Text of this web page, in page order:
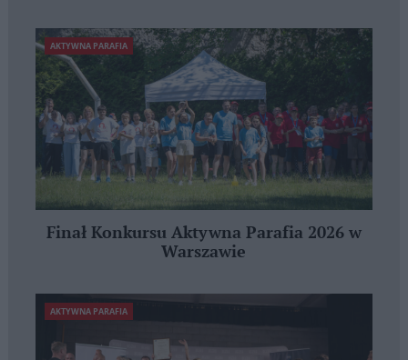
AKTYWNA PARAFIA
Finał Konkursu Aktywna Parafia 2026 w
Warszawie
AKTYWNA PARAFIA